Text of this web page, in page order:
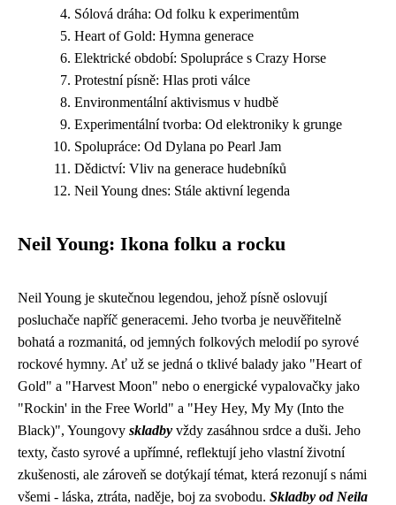
Sólová dráha: Od folku k experimentům
Heart of Gold: Hymna generace
Elektrické období: Spolupráce s Crazy Horse
Protestní písně: Hlas proti válce
Environmentální aktivismus v hudbě
Experimentální tvorba: Od elektroniky k grunge
Spolupráce: Od Dylana po Pearl Jam
Dědictví: Vliv na generace hudebníků
Neil Young dnes: Stále aktivní legenda
Neil Young: Ikona folku a rocku
Neil Young je skutečnou legendou, jehož písně oslovují
posluchače napříč generacemi. Jeho tvorba je neuvěřitelně
bohatá a rozmanitá, od jemných folkových melodií po syrové
rockové hymny. Ať už se jedná o tklivé balady jako "Heart of
Gold" a "Harvest Moon" nebo o energické vypalovačky jako
"Rockin' in the Free World" a "Hey Hey, My My (Into the
Black)", Youngovy skladby vždy zasáhnou srdce a duši. Jeho
texty, často syrové a upřímné, reflektují jeho vlastní životní
zkušenosti, ale zároveň se dotýkají témat, která rezonují s námi
všemi - láska, ztráta, naděje, boj za svobodu. Skladby od Neila